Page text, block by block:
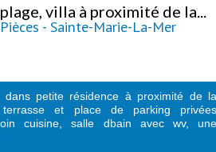
villa à proximité de la...
- Sainte-Marie-La-Mer
dans petite résidence à proximité de la
et place de parking privées
cuisine, salle dbain avec wv, une